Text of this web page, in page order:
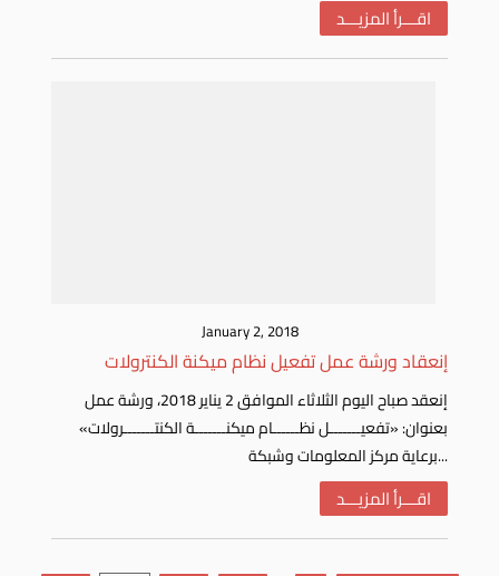
اقـــرأ المزيـــد
January 2, 2018
إنعقاد ورشة عمل تفعيل نظام ميكنة الكنترولات
بعنوان: «تفعيـــــــل نظــــــام ميكنـــــــة الكنتـــــــرولات»
برعاية مركز المعلومات وشبكة...
اقـــرأ المزيـــد